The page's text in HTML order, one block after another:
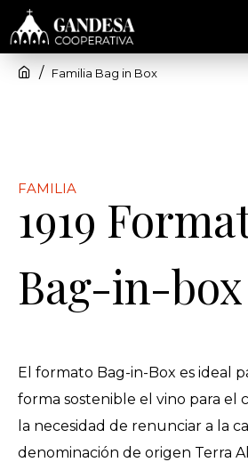
Familia Bag in Box
FAMILIA
1919
Bag-in-box
El formato Bag-in-Box es ideal
forma sostenible el vino para el
la necesidad de renunciar a la
denominación de origen Terra